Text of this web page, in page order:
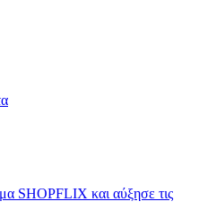
SHOPFLIX και αύξησε τις